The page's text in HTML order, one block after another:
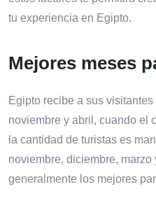
tu experiencia en Egipto.
Mejores meses
Egipto recibe a sus
noviembre y abril, cuando el
la cantidad de turistas es
noviembre, diciembre,
generalmente los mejores